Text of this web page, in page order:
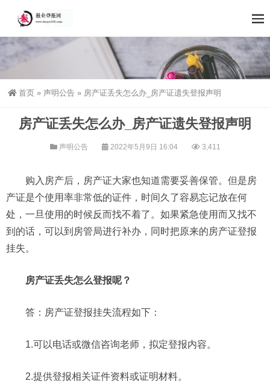
首页 » 声明公告 » 房产证丢失怎么办_房产证遗失登报声明
房产证丢失怎么办_房产证遗失登报声明
声明公告 2022年5月9日 16:04 3,411
购入房产后，房产证大家也知道需要妥善保管。但是房
产证是个使用率非常低的证件，时间久了容易忘记放在何
处，一旦使用的时候反而找不着了。如果紧急使用而又找不
到的话，可以到房管局进行补办，同时把原来的房产证登报
挂失。
房产证丢失怎么登报呢？
答：房产证登报挂失流程如下：
1.可以电话或微信咨询老师，拟定登报内容。
2.提供登报相关证件资料或证明材料。